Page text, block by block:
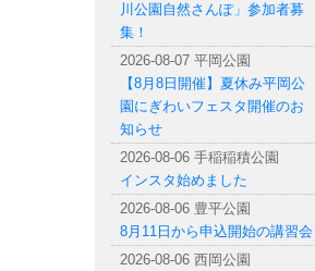
川公園自然さんぽ」参加者募
集！
2026-08-07 平岡公園
【8月8日開催】夏休み平岡公
園にぎわいフェスタ開催のお
知らせ
2026-08-06 手稲稲積公園
インスタ始めました
2026-08-06 豊平公園
8月11日から申込開始の講習会
2026-08-06 西岡公園